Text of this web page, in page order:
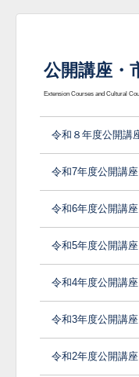
公開講座・
Extension Courses and Cultural
令和８年度公開講
令和7年度公開講座
令和6年度公開講座
令和5年度公開講座
令和4年度公開講座
令和3年度公開講座
令和2年度公開講座